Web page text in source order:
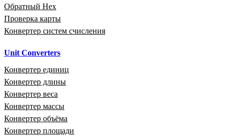
Обратный Hex
Проверка карты
Конвертер систем счисления
Unit Converters
Конвертер единиц
Конвертер длины
Конвертер веса
Конвертер массы
Конвертер объёма
Конвертер площади